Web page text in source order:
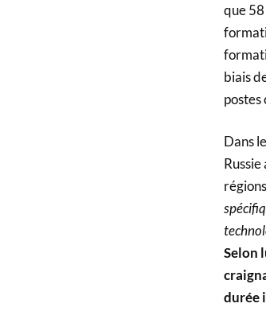
que
biais
postes
Dans
Selon
durée